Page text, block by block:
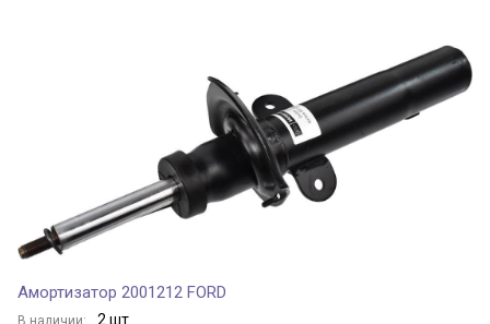
Амортизатор 2001212 FORD
В наличии: 2 шт.